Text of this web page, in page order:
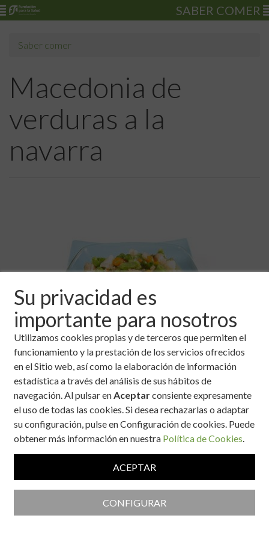
Su privacidad es
importante para nosotros
Utilizamos cookies propias y de terceros que permiten el
funcionamiento y la prestación de los servicios ofrecidos
en el Sitio web, así como la elaboración de información
estadística a través del análisis de sus hábitos de
navegación. Al pulsar enAceptarconsiente expresamente
el uso de todas las cookies. Si desea rechazarlas o adaptar
su configuración, pulse en Configuración de cookies. Puede
obtener más información en nuestra Política de Cookies.
ACEPTAR
CONFIGURAR
SABER COMER
Saber comer
Macedonia de
verduras a la
navarra
Ingredientes
(Existe macedonia de verduras preparada en conserva)
2 patatas.
100 gramos de guisantes.
100 gramos de judías verdes.
1 diente de ajo.
2 ramilletes de perejil.